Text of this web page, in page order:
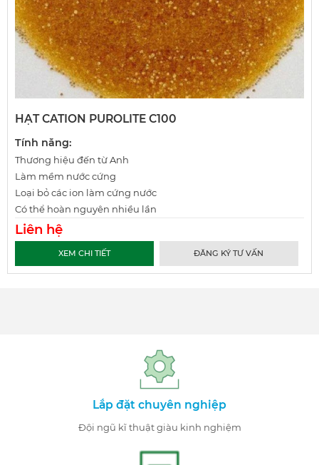
HẠT CATION PUROLITE C100
Tính năng:
Thương hiệu đến từ Anh
Làm mềm nước cứng
Loại bỏ các ion làm cứng nước
Có thể hoàn nguyên nhiều lần
Liên hệ
XEM CHI TIẾT ĐĂNG KÝ TƯ VẤN
Lắp đặt chuyên nghiệp
Đội ngũ kĩ thuật giàu kinh nghiệm